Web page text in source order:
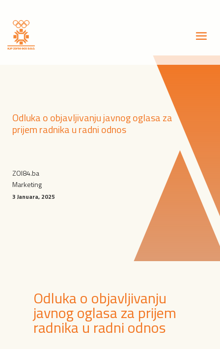
Odluka o objavljivanju javnog oglasa za
prijem radnika u radni odnos
ZOI84.ba
Marketing
3 Januara, 2025
Odluka o objavljivanju
javnog oglasa za prijem
radnika u radni odnos